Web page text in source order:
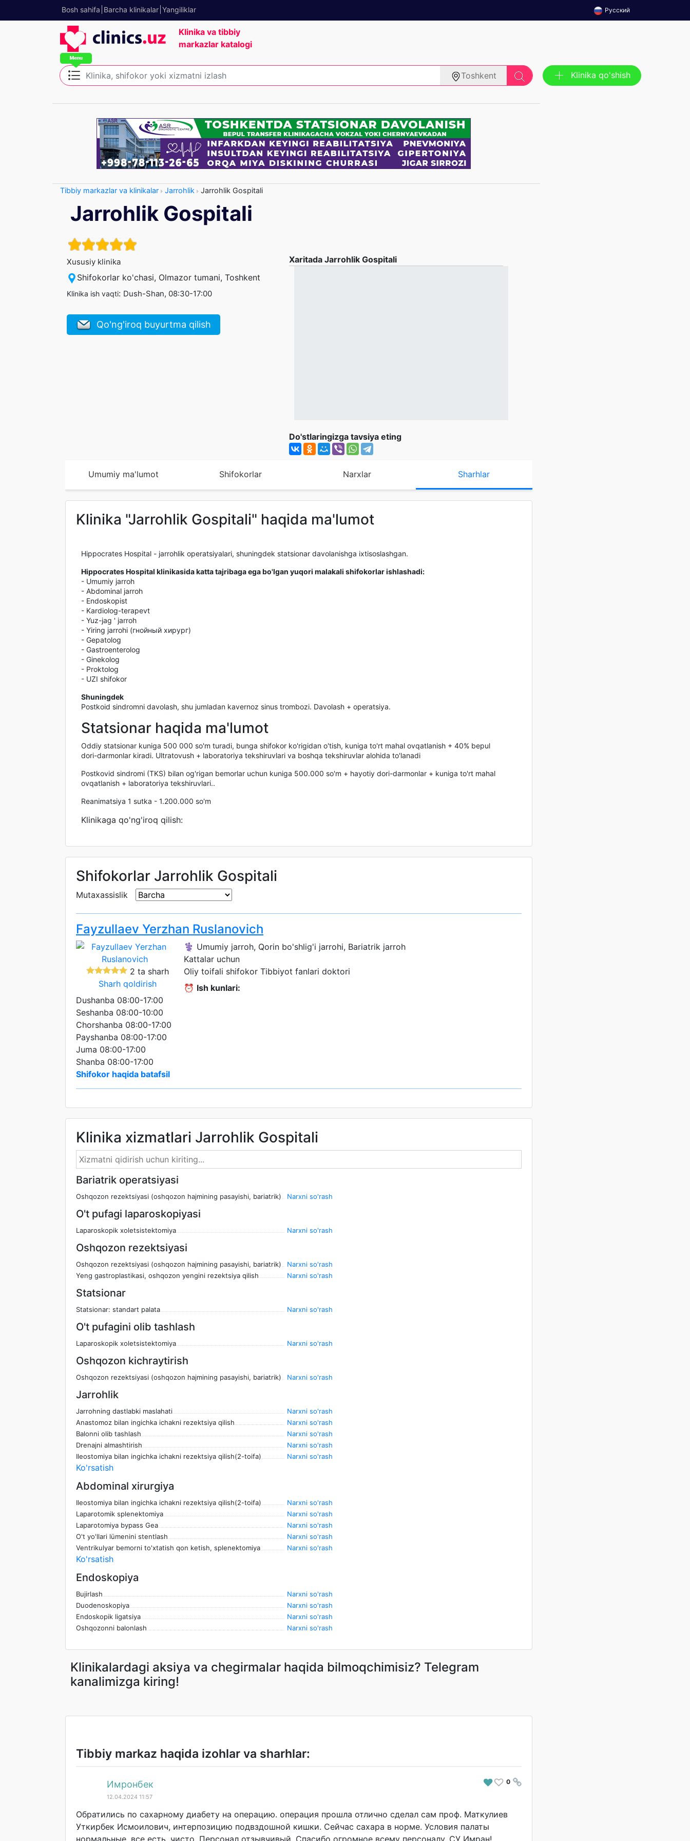
Bosh sahifa Barcha klinikalar Yangiliklar Русский
Klinika va tibbiy
markazlar katalogi
Toshkent Klinika qo'shish
Tibbiy markazlar va klinikalar Jarrohlik Jarrohlik Gospitali
Jarrohlik Gospitali
Xususiy klinika
Shifokorlar ko'chasi, Olmazor tumani, Toshkent
Klinika ish vaqti: Dush-Shan, 08:30-17:00
Qo'ng'iroq buyurtma qilish
Xaritada Jarrohlik Gospitali
Do'stlaringizga tavsiya eting
Umumiy ma'lumot Shifokorlar Narxlar Sharhlar
Klinika "Jarrohlik Gospitali" haqida ma'lumot
Hippocrates Hospital - jarrohlik operatsiyalari, shuningdek statsionar davolanishga ixtisoslashgan.
Hippocrates Hospital klinikasida katta tajribaga ega bo'lgan yuqori malakali shifokorlar ishlashadi:
- Umumiy jarroh
- Abdominal jarroh
- Endoskopist
- Kardiolog-terapevt
- Yuz-jag ' jarroh
- Yiring jarrohi (гнойный хирург)
- Gepatolog
- Gastroenterolog
- Ginekolog
- Proktolog
- UZI shifokor
Shuningdek
Postkoid sindromni davolash, shu jumladan kavernoz sinus trombozi. Davolash + operatsiya.
Statsionar haqida ma'lumot
Oddiy statsionar kuniga 500 000 so'm turadi, bunga shifokor ko'rigidan o'tish, kuniga to'rt mahal ovqatlanish + 40% bepul
dori-darmonlar kiradi. Ultratovush + laboratoriya tekshiruvlari va boshqa tekshiruvlar alohida to'lanadi
Postkovid sindromi (TKS) bilan og'rigan bemorlar uchun kuniga 500.000 so'm + hayotiy dori-darmonlar + kuniga to'rt mahal
ovqatlanish + laboratoriya tekshiruvlari..
Reanimatsiya 1 sutka - 1.200.000 so'm
Klinikaga qo'ng'iroq qilish:
Shifokorlar Jarrohlik Gospitali
Mutaxassislik
Fayzullaev Yerzhan Ruslanovich
2 ta sharh
Sharh qoldirish
⚕️ Umumiy jarroh, Qorin bo'shlig'i jarrohi, Bariatrik jarroh
Kattalar uchun
Oliy toifali shifokor Tibbiyot fanlari doktori
⏰ Ish kunlari:
Dushanba 08:00-17:00
Seshanba 08:00-10:00
Chorshanba 08:00-17:00
Payshanba 08:00-17:00
Juma 08:00-17:00
Shanba 08:00-17:00
Shifokor haqida batafsil
Klinika xizmatlari Jarrohlik Gospitali
Bariatrik operatsiyasi
Oshqozon rezektsiyasi (oshqozon hajmining pasayishi, bariatrik) Narxni so'rash
O't pufagi laparoskopiyasi
Laparoskopik xoletsistektomiya Narxni so'rash
Oshqozon rezektsiyasi
Oshqozon rezektsiyasi (oshqozon hajmining pasayishi, bariatrik)
Narxni so'rash
Yeng gastroplastikasi, oshqozon yengini rezektsiya qilish
Narxni so'rash
Statsionar
Statsionar: standart palata Narxni so'rash
O't pufagini olib tashlash
Laparoskopik xoletsistektomiya Narxni so'rash
Oshqozon kichraytirish
Oshqozon rezektsiyasi (oshqozon hajmining pasayishi, bariatrik) Narxni so'rash
Jarrohlik
Jarrohning dastlabki maslahati
Narxni so'rash
Anastomoz bilan ingichka ichakni rezektsiya qilish
Narxni so'rash
Balonni olib tashlash
Narxni so'rash
Drenajni almashtirish
Narxni so'rash
Ileostomiya bilan ingichka ichakni rezektsiya qilish(2-toifa)
Narxni so'rash
Ko'rsatish
Abdominal xirurgiya
Ileostomiya bilan ingichka ichakni rezektsiya qilish(2-toifa)
Narxni so'rash
Laparotomik splenektomiya
Narxni so'rash
Laparotomiya bypass Gea
Narxni so'rash
O't yo'llari lümenini stentlash
Narxni so'rash
Ventrikulyar bemorni to'xtatish qon ketish, splenektomiya
Narxni so'rash
Ko'rsatish
Endoskopiya
Bujirlash
Narxni so'rash
Duodenoskopiya
Narxni so'rash
Endoskopik ligatsiya
Narxni so'rash
Oshqozonni balonlash
Narxni so'rash
Klinikalardagi aksiya va chegirmalar haqida bilmoqchimisiz? Telegram
kanalimizga kiring!
Tibbiy markaz haqida izohlar va sharhlar:
# 0
Имронбек
12.04.2024 11:57
Обратились по сахарному диабету на операцию. операция прошла отлично сделал сам проф. Маткулиев
Уткирбек Исмоилович, интерпозицию подвздошной кишки. Сейчас сахара в норме. Условия палаты
нормальные, все есть, чисто. Персонал отзывчивый. Спасибо огромное всему персоналу. СУ Имран!